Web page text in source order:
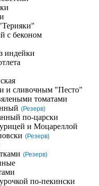
с беконом
индейки
и сливочным "Песто"
томатами
(Резерв)
по-царски
и Моцареллой
(Резерв)
(Резерв)
по-пекински